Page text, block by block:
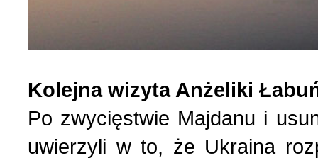
List do redakcji (7)
Literatura (2)
Losy Polaków
1 (156) 2024 r. (5)
4 (155) 2023 r. (1)
3 (154) 2023 r. (1)
Kolejna wizyta Anżeliki
Po zwycięstwie Majdanu i
uwierzyli w to, że Ukraina